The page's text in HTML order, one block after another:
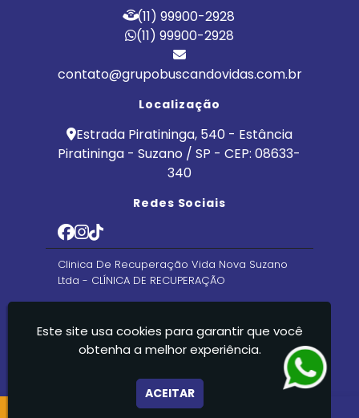
(11) 99900-2928
(11) 99900-2928
contato@grupobuscandovidas.com.br
Localização
Estrada Piratininga, 540 - Estância
Piratininga - Suzano / SP - CEP: 08633-
340
Redes Sociais
Clinica De Recuperação Vida Nova Suzano
Ltda - CLÍNICA DE RECUPERAÇÃO
Este site usa cookies para garantir que você
obtenha a melhor experiência.
ACEITAR